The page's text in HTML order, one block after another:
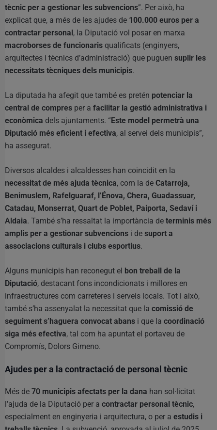
tècnic per a gestionar les subvencions”. Per això, ha
explicat que, a més de les ajudes de 100.000 euros per a
contractar personal, la Diputació vol posar en marxa
macroborses de funcionaris qualificats (enginyers,
arquitectes i tècnics d’administració) que puguen suplir les
necessitats tècniques dels municipis.
La diputada ha afegit que també es pretén potenciar la
central de compres per a facilitar la gestió administrativa i
econòmica dels ajuntaments. “Este model permetrà una
Diputació més eficient i efectiva, al servei dels municipis”,
ha assegurat.
Diversos alcaldes i alcaldesses han coincidit en la
necessitat de més ajuda tècnica, com la de Catarroja,
Benimuslem, Rafelguaraf, l’Énova, Chera, Guadassuar,
Catadau, Monserrat, Quart de Poblet, Paiporta, Sedaví i
Aldaia. També s’ha ressaltat la importància de terminis més
amplis per a gestionar subvencions i de suport a
associacions culturals i clubs esportius.
Alguns municipis han reconegut el bon treball de la
Diputació, destacant fons incondicionats i millores en
infraestructures com carreteres i serveis locals. Tot i això,
també s’ha assenyalat la necessitat que la comissió de
seguiment s’haguera convocat abans i que la coordinació
siga més efectiva, tal com ha apuntat el portaveu de
Compromís, Dolors Gimeno.
Ajudes per a la contractació de personal tècnic
Més de 70 municipis afectats per la dana han sol·licitat
l’ajuda de la Diputació per a contractar personal tècnic,
especialment en enginyeria i arquitectura, o per a estudis i